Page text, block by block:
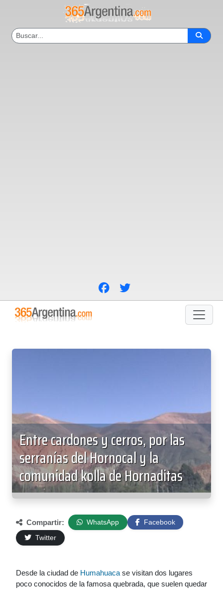
Entre cardones y cerros, por las
serranías del Hornocal y la
comunidad kolla de Hornaditas
Compartir: WhatsApp
Facebook
Twitter
Desde la ciudad de Humahuaca se visitan dos lugares
poco conocidos de la famosa quebrada, que suelen quedar